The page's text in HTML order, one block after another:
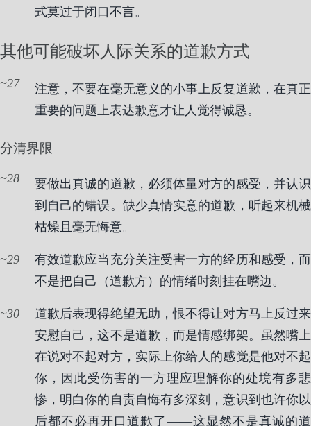
式莫过于闭口不言。
其他可能破坏人际关系的道歉方式
27
注意，不要在毫无意义的小事上反复道歉，在真正
重要的问题上表达歉意才让人觉得诚恳。
分清界限
28
要做出真诚的道歉，必须体量对方的感受，并认识
到自己的错误。缺少真情实意的道歉，听起来机械
枯燥且毫无悔意。
29
有效道歉应当充分关注受害一方的经历和感受，而
不是把自己（道歉方）的情绪时刻挂在嘴边。
30
道歉后表现得绝望无助，恨不得让对方马上反过来
安慰自己，这不是道歉，而是情感绑架。虽然嘴上
在说对不起对方，实际上你给人的感觉是他对不起
你，因此受伤害的一方理应理解你的处境有多悲
惨，明白你的自责自悔有多深刻，意识到也许你以
后都不必再开口道歉了——这显然不是真诚的道